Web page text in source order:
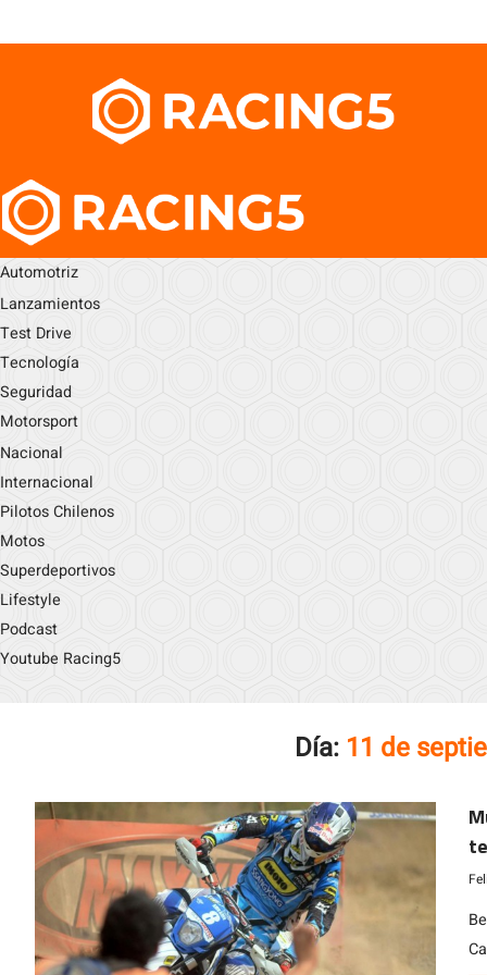
Automotriz
Lanzamientos
Test Drive
Tecnología
Seguridad
Motorsport
Nacional
Internacional
Pilotos Chilenos
Motos
Superdeportivos
Lifestyle
Podcast
Youtube Racing5
Día: 11 de